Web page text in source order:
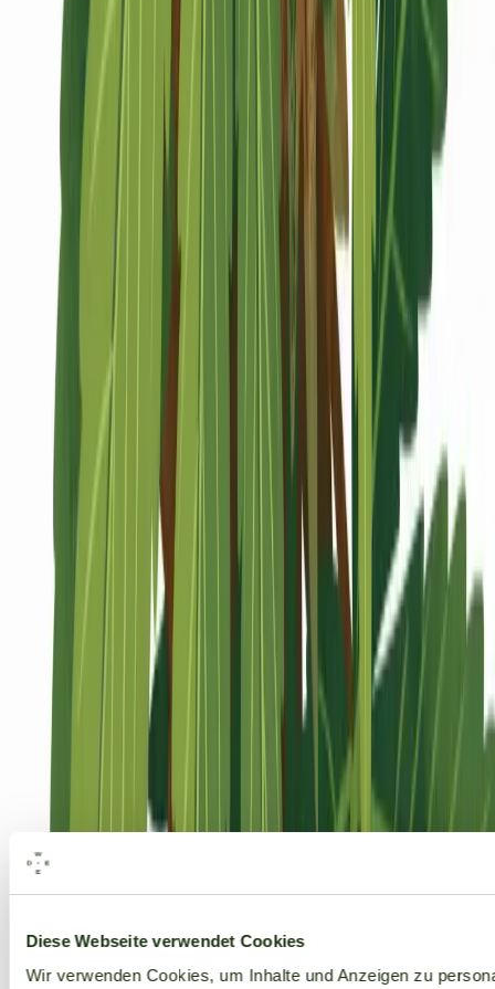
Diese Webseite verwendet Cookies
Wir verwenden Cookies, um Inhalte und Anzeigen zu
Marken